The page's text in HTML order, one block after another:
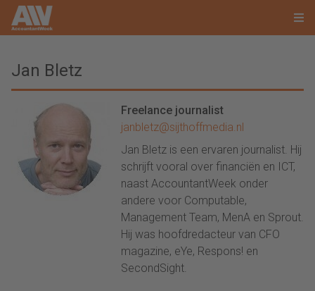
Jan Bletz
Freelance journalist
janbletz@sijthoffmedia.nl
Jan Bletz is een ervaren journalist. Hij
schrijft vooral over financiën en ICT,
naast AccountantWeek onder
andere voor Computable,
Management Team, MenA en Sprout.
Hij was hoofdredacteur van CFO
magazine, eYe, Respons! en
SecondSight.